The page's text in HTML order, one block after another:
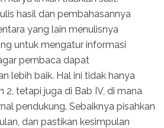
hasil dan pembahasannya
yang lain menulisnya
untuk mengatur informasi
pembaca dapat
lebih baik. Hal ini tidak hanya
2, tetapi juga di Bab IV, di mana
pendukung. Sebaiknya pisahkan
dan pastikan kesimpulan